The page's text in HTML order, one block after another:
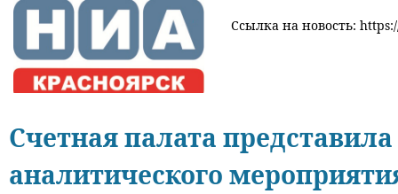
Ссылка на новость:
Счетная палата
аналитического